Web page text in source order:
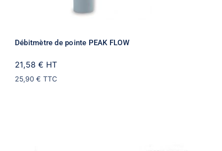
Débitmètre de pointe PEAK FLOW
21,58 € HT
25,90 € TTC